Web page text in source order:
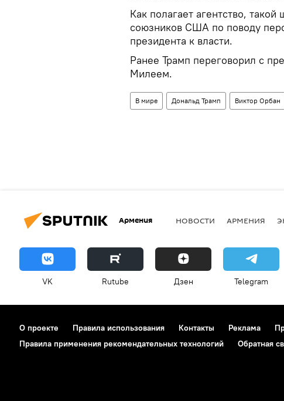
Как полагает агентство,
союзников США по поводу
президента к власти.
Ранее Трамп переговорил с
Милеем.
В мире Дональд Трамп Виктор Орбан
Армения НОВОСТИ АРМЕНИЯ
VK Rutube Дзен Telegram
О проекте Правила использования Контакты Реклама
Правила применения рекомендательных технологий
Обратная